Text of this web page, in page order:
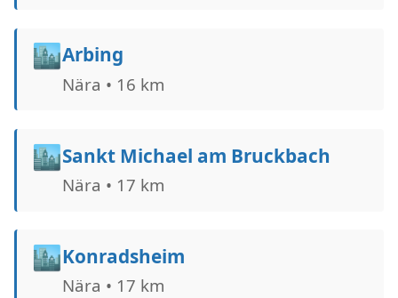
🏙️Arbing
Nära • 16 km
🏙️Sankt Michael am Bruckbach
Nära • 17 km
🏙️Konradsheim
Nära • 17 km